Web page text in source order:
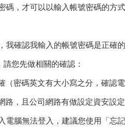
，才可以以輸入帳號密碼的方式
我確認我輸入的帳號密碼是正確的
您先做相關的確認：
密碼英文有大小寫之分，確認
，且公司網路有做設定資安設
電腦無法登入，建議您使用「忘